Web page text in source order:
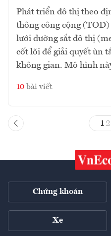
Phát triển đô thị theo
thông công cộng
lưới đường sắt đô thị
cốt lõi để giải quyết ùn
không gian. Mô hình
10 bài viết
1 2
Chứng khoán
Xe